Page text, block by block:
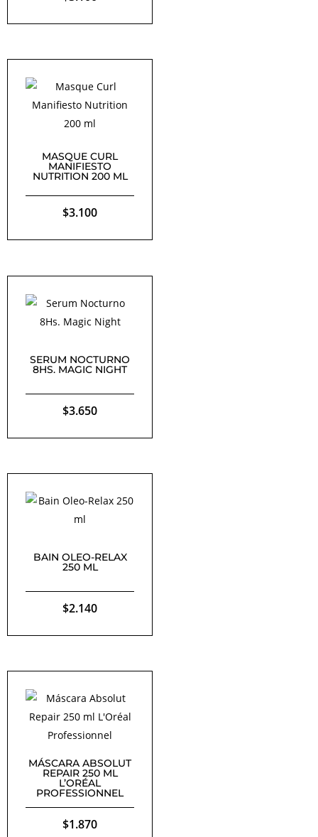
MASQUE CURL
MANIFIESTO
NUTRITION 200 ML
$3.100
SERUM NOCTURNO
8HS. MAGIC NIGHT
$3.650
BAIN OLEO-RELAX
250 ML
$2.140
MÁSCARA ABSOLUT
REPAIR 250 ML
L’ORÉAL
PROFESSIONNEL
$1.870